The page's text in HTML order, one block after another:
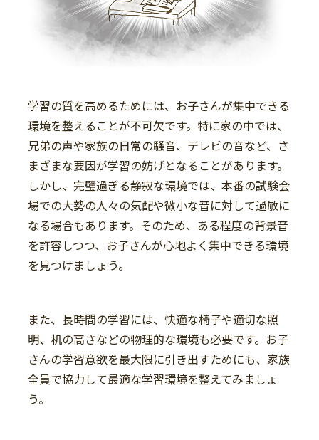
学習の質を高めるためには、お子さんが集中できる
環境を整えることが不可欠です。特に家の中では、
兄弟の声や家族の日常の騒音、テレビの音など、さ
まざまな要因が学習の妨げとなることがあります。
しかし、完璧過ぎる静寂な環境では、本番の試験会
場での大勢の人々の気配や微小な音に対して過敏に
なる場合もあります。そのため、ある程度の背景音
を許容しつつ、お子さんが心地よく集中できる環境
を見つけましょう。
また、長時間の学習には、快適な椅子や適切な照
明、机の高さなどの物理的な環境も必要です。お子
さんの学習意欲を最大限に引き出すためにも、家族
全員で協力して最適な学習環境を整えてみましょ
う。